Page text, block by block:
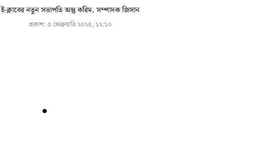
ই-ক্লাবের নতুন সভাপতি অন্তু করিম, সম্পাদক জিসান
প্রকাশ: ৫ ফেব্রুয়ারি ২০২৫, ১২:১০